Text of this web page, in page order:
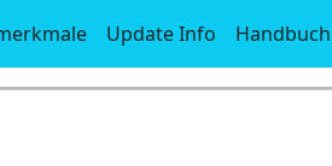
Update Info Handbuch